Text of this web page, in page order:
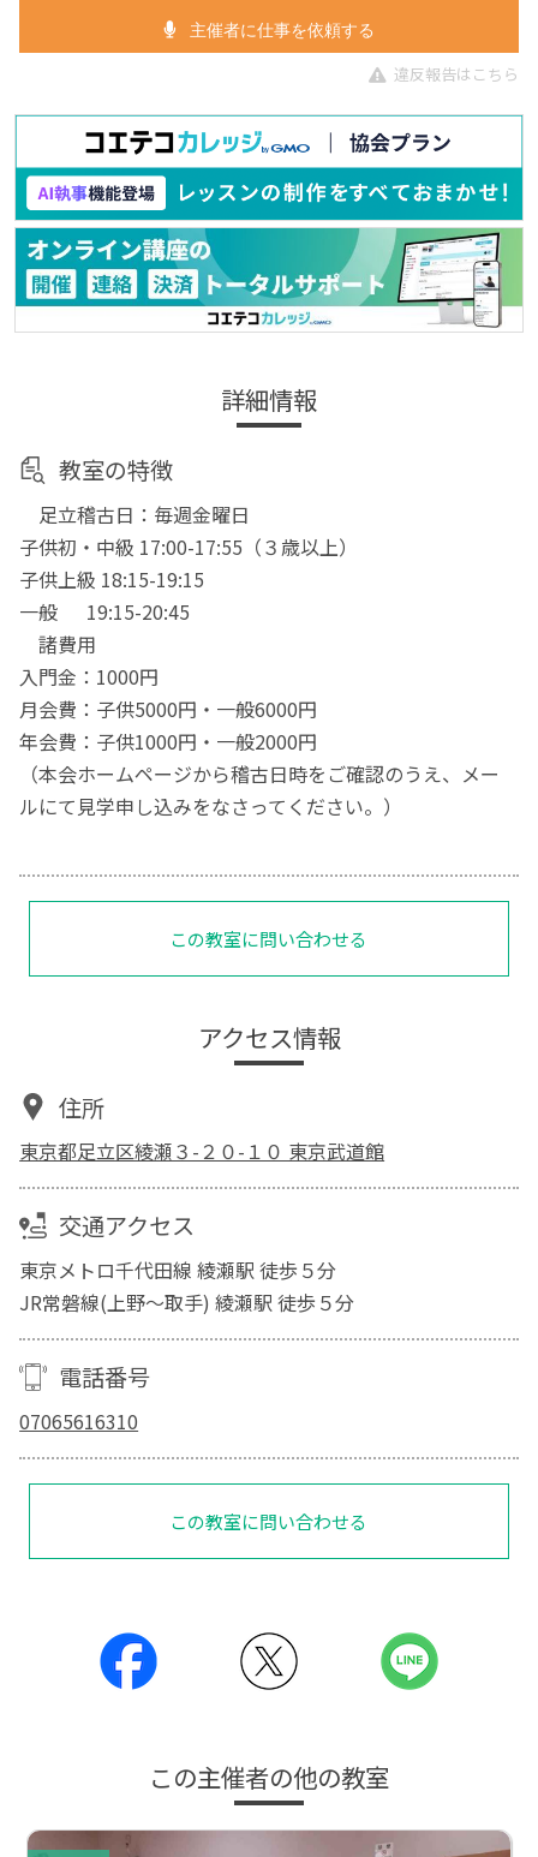
主催者に仕事を依頼する
違反報告はこちら
詳細情報
教室の特徴
足立稽古日：毎週金曜日
子供初・中級 17:00-17:55（３歳以上）
子供上級 18:15-19:15
一般 19:15-20:45
諸費用
入門金：1000円
月会費：子供5000円・一般6000円
年会費：子供1000円・一般2000円
（本会ホームページから稽古日時をご確認のうえ、メー
ルにて見学申し込みをなさってください。）
この教室に問い合わせる
アクセス情報
住所
東京都足立区綾瀬３-２０-１０ 東京武道館
交通アクセス
東京メトロ千代田線 綾瀬駅 徒歩５分
JR常磐線(上野～取手) 綾瀬駅 徒歩５分
電話番号
07065616310
この教室に問い合わせる
この主催者の他の教室